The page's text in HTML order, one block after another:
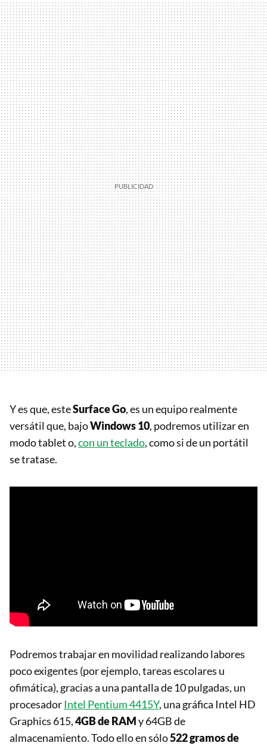
Y es que, esteSurface Go, es un equipo realmente
versátil que, bajoWindows 10, podremos utilizar en
modo tablet o,con un teclado, como si de un portátil
se tratase.
Podremos trabajar en movilidad realizando labores
poco exigentes (por ejemplo, tareas escolares u
ofimática), gracias a una pantalla de 10 pulgadas, un
procesadorIntel Pentium 4415Y, una gráfica Intel HD
Graphics 615,4GB de RAMy 64GB de
almacenamiento. Todo ello en sólo522 gramos de